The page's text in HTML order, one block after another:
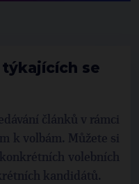
se
článků v rámci
k volbám. Můžete si
volebních
kandidátů.